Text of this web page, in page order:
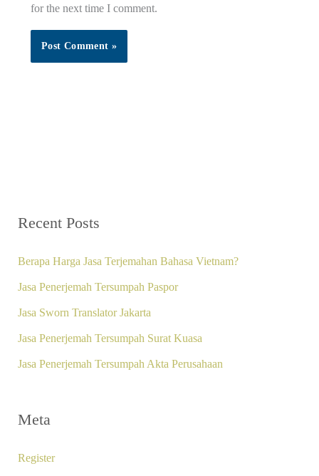
for the next time I comment.
Recent Posts
Berapa Harga Jasa Terjemahan Bahasa Vietnam?
Jasa Penerjemah Tersumpah Paspor
Jasa Sworn Translator Jakarta
Jasa Penerjemah Tersumpah Surat Kuasa
Jasa Penerjemah Tersumpah Akta Perusahaan
Meta
Register